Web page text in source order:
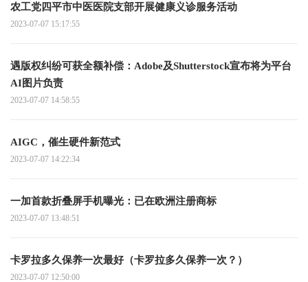
农工党四平市中医医院支部开展健康义诊服务活动
2023-07-07 15:17:55
遇版权纠纷可获全额补偿：Adobe及Shutterstock宣布将为平台
AI图片负责
2023-07-07 14:58:55
AIGC，催生硬件新范式
2023-07-07 14:22:34
一加首款折叠屏手机曝光：已在欧洲注册商标
2023-07-07 13:48:51
卡罗拉多久保养一次最好（卡罗拉多久保养一次？）
2023-07-07 12:50:00